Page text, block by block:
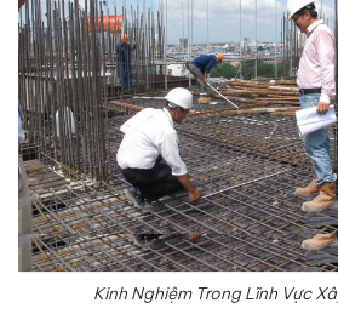
Kinh Nghiệm Trong Lĩnh Vực